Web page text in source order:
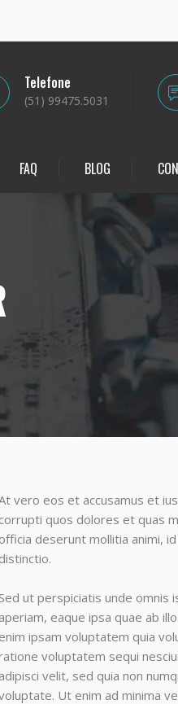
Telefone
(51) 99475.5031
FAQ BLOG
vero eos et accusamus et
corrupti quos dolores et quas
officia deserunt mollitia animi,
distinctio.
Sed ut perspiciatis unde
aperiam, eaque ipsa quae ab
enim ipsam voluptatem quia
voluptatem sequi
adipisci velit, sed quia non
Ut enim ad minima